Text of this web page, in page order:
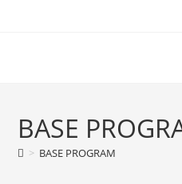
BASE
> BASE PROGRAM